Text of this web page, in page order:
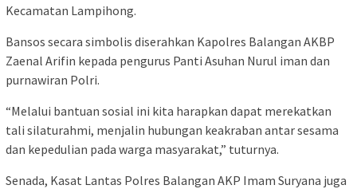
Kecamatan Lampihong.
Bansos secara simbolis diserahkan Kapolres Balangan AKBP
Zaenal Arifin kepada pengurus Panti Asuhan Nurul iman dan
purnawiran Polri.
“Melalui bantuan sosial ini kita harapkan dapat merekatkan
tali silaturahmi, menjalin hubungan keakraban antar sesama
dan kepedulian pada warga masyarakat,” tuturnya.
Senada, Kasat Lantas Polres Balangan AKP Imam Suryana juga